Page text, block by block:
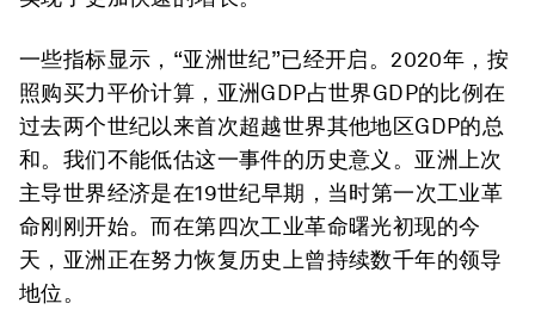
一些指标显示，“亚洲世纪”已经开启。2020年，按
照购买力平价计算，亚洲GDP占世界GDP的比例在
过去两个世纪以来首次超越世界其他地区GDP的总
和。我们不能低估这一事件的历史意义。亚洲上次
主导世界经济是在19世纪早期，当时第一次工业革
命刚刚开始。而在第四次工业革命曙光初现的今
天，亚洲正在努力恢复历史上曾持续数千年的领导
地位。